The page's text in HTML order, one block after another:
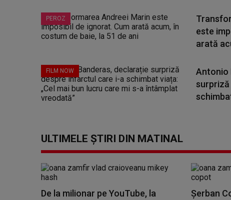
PEROZ
este
arată
FILM NOW
Antonio
ULTIMELE ȘTIRI DIN MATINAL
De la milionar pe YouTube, la
Șerban